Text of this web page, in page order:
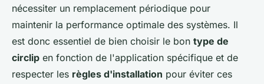
nécessiter un remplacement périodique pour
maintenir la performance optimale des systèmes. Il
est donc essentiel de bien choisir le bon type de
circlip en fonction de l'application spécifique et de
respecter les règles d'installation pour éviter ces